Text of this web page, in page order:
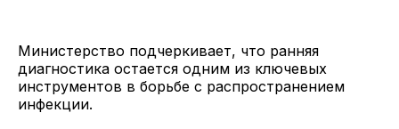
Министерство подчеркивает, что ранняя
диагностика остается одним из ключевых
инструментов в борьбе с распространением
инфекции.